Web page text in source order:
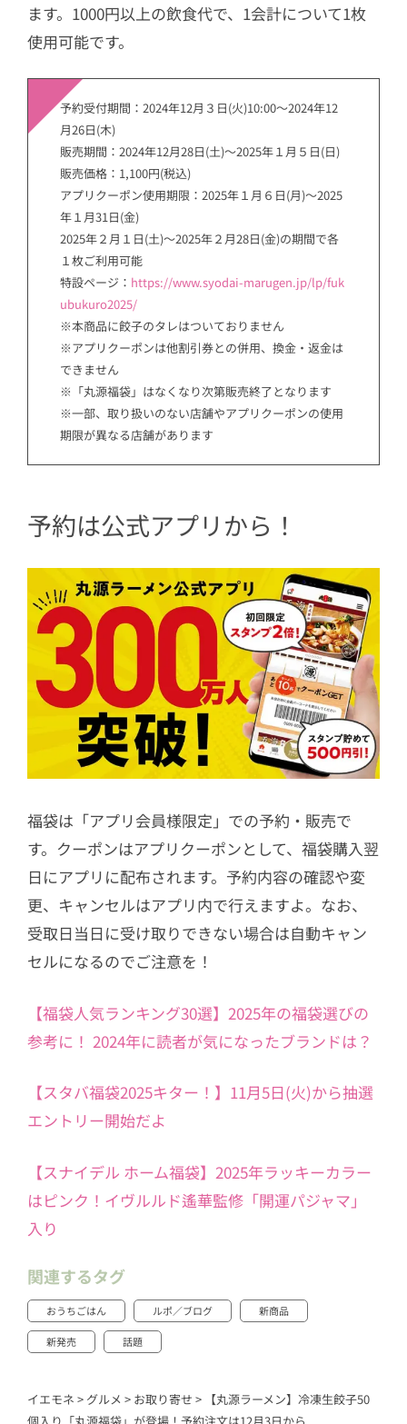
ます。1000円以上の飲食代で、1会計について1枚
使用可能です。
予約受付期間：2024年12月３日(火)10:00〜2024年12
月26日(木)
販売期間：2024年12月28日(土)〜2025年１月５日(日)
販売価格：1,100円(税込)
アプリクーポン使用期限：2025年１月６日(月)〜2025
年１月31日(金)
2025年２月１日(土)〜2025年２月28日(金)の期間で各
１枚ご利用可能
特設ページ： https://www.syodai-marugen.jp/lp/fuk
ubukuro2025/
※本商品に餃子のタレはついておりません
※アプリクーポンは他割引券との併用、換金・返金は
できません
※「丸源福袋」はなくなり次第販売終了となります
※一部、取り扱いのない店舗やアプリクーポンの使用
期限が異なる店舗があります
予約は公式アプリから！
福袋は「アプリ会員様限定」での予約・販売で
す。クーポンはアプリクーポンとして、福袋購入翌
日にアプリに配布されます。予約内容の確認や変
更、キャンセルはアプリ内で行えますよ。なお、
受取日当日に受け取りできない場合は自動キャン
セルになるのでご注意を！
【福袋人気ランキング30選】2025年の福袋選びの
参考に！ 2024年に読者が気になったブランドは？
【スタバ福袋2025キター！】11月5日(火)から抽選
エントリー開始だよ
【スナイデル ホーム福袋】2025年ラッキーカラー
はピンク！イヴルルド遙華監修「開運パジャマ」
入り
関連するタグ
おうちごはん ルポ／ブログ 新商品
新発売 話題
イエモネ > グルメ > お取り寄せ > 【丸源ラーメン】冷凍生餃子50